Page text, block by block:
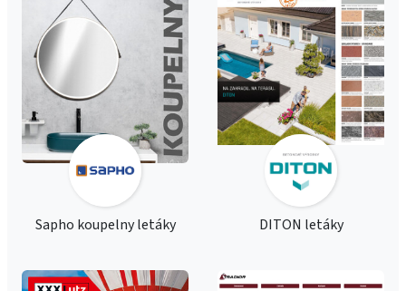
Sapho koupelny letáky DITON letáky